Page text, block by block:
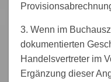
3. Wenn im
dokumentierten
Handelsvertreter im
Ergänzung dieser